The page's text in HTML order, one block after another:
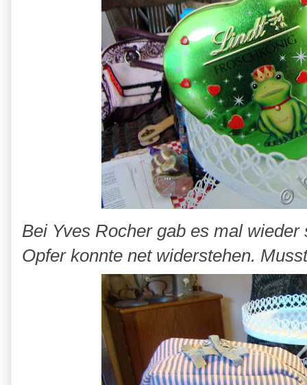
Bei Yves Rocher gab es mal
Opfer konnte net widerstehen.